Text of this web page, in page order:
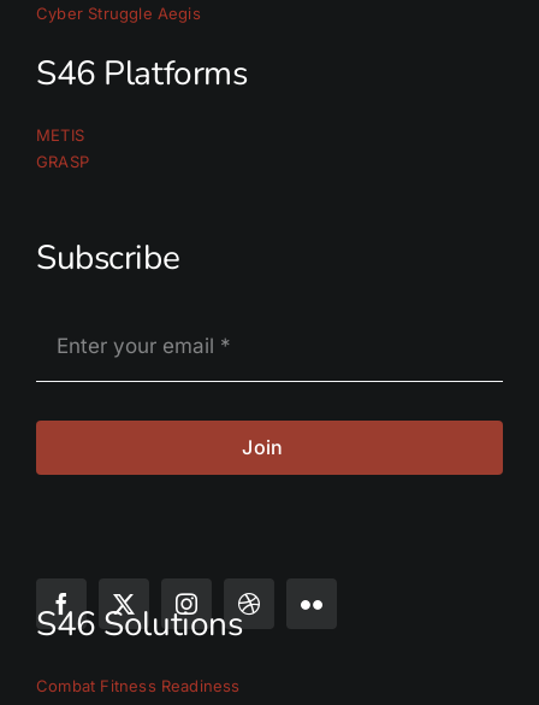
Cyber Struggle Aegis
S46 Platforms
METIS
GRASP
Subscribe
Join
S46 Solutions
Combat Fitness Readiness